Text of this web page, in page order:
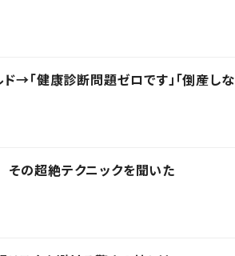
「健康診断問題ゼロです」「倒産しな
の超絶テクニックを聞いた